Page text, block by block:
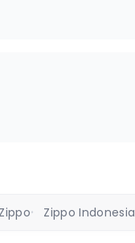
• Zippo Indonesia